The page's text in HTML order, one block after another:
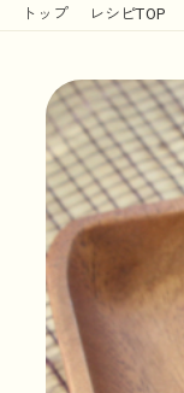
トップ レシピTOP